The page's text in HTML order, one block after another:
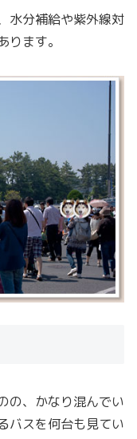
水分補給や紫外線対
ます。
の、かなり混んでい
バスを何台も見てい